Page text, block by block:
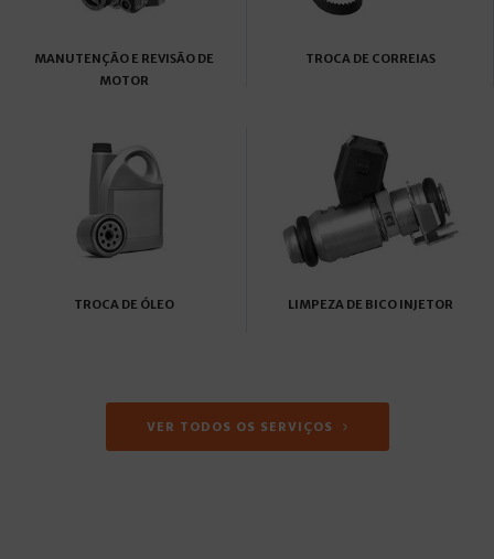
MANUTENÇÃO E REVISÃO DE
MOTOR
TROCA DE CORREIAS
TROCA DE ÓLEO LIMPEZA DE BICO INJETOR
VER TODOS OS SERVIÇOS